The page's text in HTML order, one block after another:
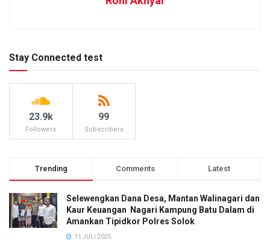
Stay Connected test
23.9k
Followers
99
Subscribers
Trending Comments Latest
Selewengkan Dana Desa, Mantan Walinagari dan
Kaur Keuangan Nagari Kampung Batu Dalam di
Amankan Tipidkor Polres Solok
11 JULI 2025